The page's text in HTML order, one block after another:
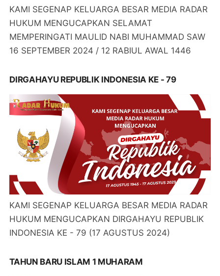
KAMI SEGENAP KELUARGA BESAR MEDIA RADAR
HUKUM MENGUCAPKAN SELAMAT
MEMPERINGATI MAULID NABI MUHAMMAD SAW
16 SEPTEMBER 2024 / 12 RABIUL AWAL 1446
DIRGAHAYU REPUBLIK INDONESIA KE - 79
KAMI SEGENAP KELUARGA BESAR MEDIA RADAR
HUKUM MENGUCAPKAN DIRGAHAYU REPUBLIK
INDONESIA KE - 79 (17 AGUSTUS 2024)
TAHUN BARU ISLAM 1 MUHARAM